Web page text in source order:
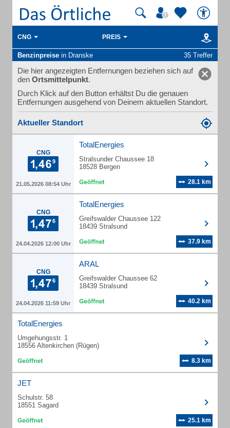
CNG PREIS
Benzinpreise in Dranske 35 Treffer
Die hier angezeigten Entfernungen beziehen sich auf
den Ortsmittelpunkt.
Durch Klick auf den Button erhältst Du die genauen
Entfernungen ausgehend von Deinem aktuellen Standort.
Aktueller Standort
CNG
21.05.2026 08:54 Uhr
TotalEnergies
Stralsunder Chaussee 18
18528 Bergen
28.1 km
CNG
24.04.2026 12:00 Uhr
TotalEnergies
Greifswalder Chaussee 122
18439 Stralsund
37.9 km
CNG
24.04.2026 11:59 Uhr
ARAL
Greifswalder Chaussee 62
18439 Stralsund
40.2 km
TotalEnergies
Umgehungsstr. 1
18556 Altenkirchen (Rügen)
8.3 km
JET
Schulstr. 58
18551 Sagard
25.1 km